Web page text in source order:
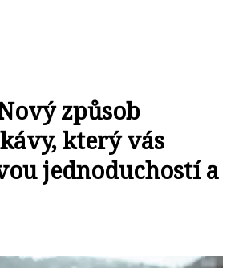
způsob
který vás
jednoduchostí a